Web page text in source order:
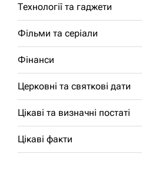
Технології та гаджети
Фільми та серіали
Фінанси
Церковні та святкові дати
Цікаві та визначні постаті
Цікаві факти